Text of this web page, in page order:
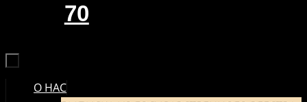
70
ПЕРЕЙТИ
О НАС